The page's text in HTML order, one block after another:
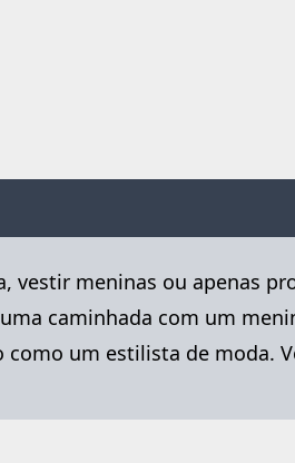
vestir meninas ou apenas
caminhada com um
um estilista de moda.